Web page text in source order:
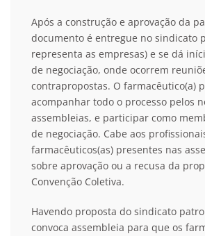
Após a construção e aprovação da
documento é entregue no sindicato
representa as empresas) e se dá
de negociação, onde ocorrem
contrapropostas. O farmacêutico(a)
acompanhar todo o processo pelos
assembleias, e participar como
de negociação. Cabe aos
farmacêuticos(as) presentes nas
sobre aprovação ou a recusa da
Convenção Coletiva.
Havendo proposta do sindicato
convoca assembleia para que os